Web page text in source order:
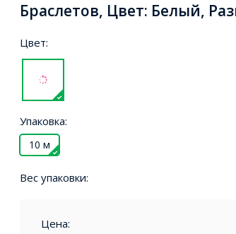
Браслетов, Цвет: Белый,
Цвет:
Упаковка:
10 м
Вес упаковки:
Цена: